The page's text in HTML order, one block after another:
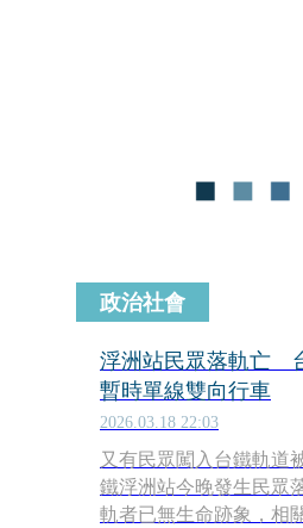
政治社會
浮洲站民眾落軌亡
暫時單線雙向行車
2026.03.18 22:03
又有民眾闖入台鐵軌道
鐵浮洲站今晚發生民眾
軌者已無生命跡象，相